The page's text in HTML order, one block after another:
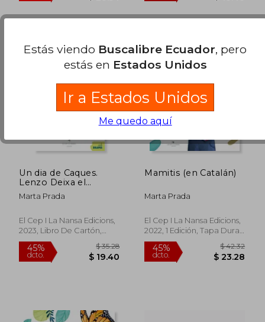
40%
dcto. $ 28.54
45%
dcto. $
Un dia de Caques.
Lenzo Deixa el
Bolquer (en Catalán)
Marta Prada
El Cep I La Nansa Edicions,
2023, Libro De Cartón,
Nuevo
Mamitis (en Catalán)
Marta Prada
El Cep I La Nansa Edicions,
2022, 1 Edición, Tapa Dura,
Nuevo
Estás viendo Buscalibre Ecuador, pero
estás en Estados Unidos
Ir a Estados Unidos
Me quedo aquí